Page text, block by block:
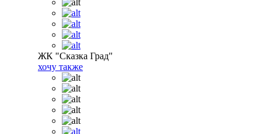
ЖК "Сказка Град"
хочу также